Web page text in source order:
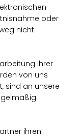
oder
nicht
Ihrer
von uns
sind an unsere
ihren